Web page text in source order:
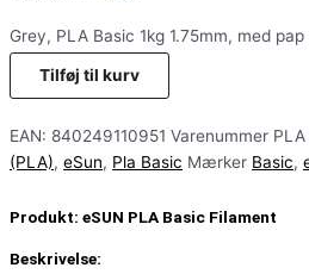
Grey, PLA Basic 1kg 1.75mm, med
Tilføj til kurv
EAN: 840249110951 Varenummer PLA
(PLA), eSun, Pla Basic Mærker Basic,
Produkt: eSUN PLA Basic Filament
Beskrivelse: